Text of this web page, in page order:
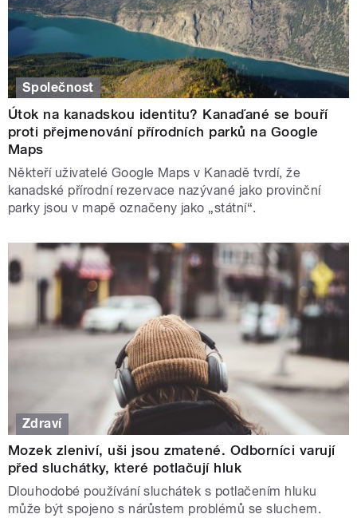
Společnost
Útok na kanadskou identitu? Kanaďané se bouří
proti přejmenování přírodních parků na Google
Maps
Někteří uživatelé Google Maps v Kanadě tvrdí, že
kanadské přírodní rezervace nazývané jako provinční
parky jsou v mapě označeny jako „státní“.
Zdraví
Mozek zleniví, uši jsou zmatené. Odborníci varují
před sluchátky, které potlačují hluk
Dlouhodobé používání sluchátek s potlačením hluku
může být spojeno s nárůstem problémů se sluchem.